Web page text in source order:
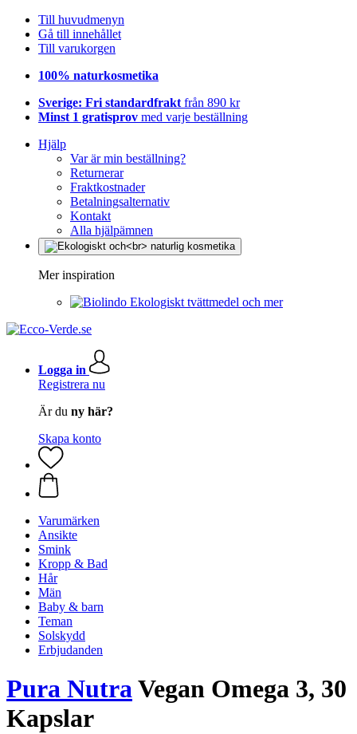
Till huvudmenyn
Gå till innehållet
Till varukorgen
100% naturkosmetika
Sverige: Fri standardfrakt från 890 kr
Minst 1 gratisprov med varje beställning
Hjälp
Var är min beställning?
Returnerar
Fraktkostnader
Betalningsalternativ
Kontakt
Alla hjälpämnen
Mer inspiration
Ekologiskt tvättmedel och mer
Logga in
Registrera nu
Är du ny här?
Skapa konto
Varumärken
Ansikte
Smink
Kropp & Bad
Hår
Män
Baby & barn
Teman
Solskydd
Erbjudanden
Pura NutraVegan Omega 3, 30
Kapslar